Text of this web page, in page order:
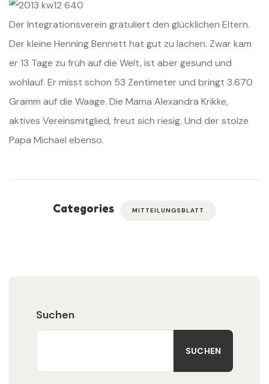
Der Integrationsverein gratuliert den glücklichen Eltern.
Der kleine Henning Bennett hat gut zu lachen. Zwar kam
er 13 Tage zu früh auf die Welt, ist aber gesund und
wohlauf. Er misst schon 53 Zentimeter und bringt 3.670
Gramm auf die Waage. Die Mama Alexandra Krikke,
aktives Vereinsmitglied, freut sich riesig. Und der stolze
Papa Michael ebenso.
Categories MITTEILUNGSBLATT
Suchen
SUCHEN